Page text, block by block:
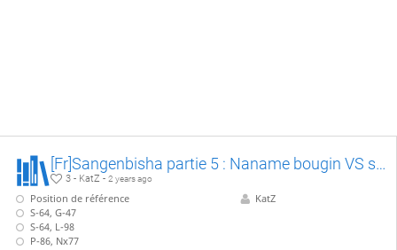
[Fr]Sangenbisha partie 5 : Naname bougin VS sangenbisha
3 - KatZ - 2 years ago
Position de référence
S-64, G-47
S-64, L-98
P-86, Nx77
KatZ